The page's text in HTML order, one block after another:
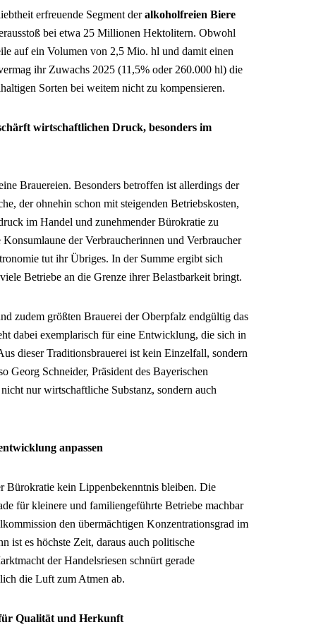
erfreuende Segment deralkoholfreien Biere
bei etwa 25 Millionen Hektolitern. Obwohl
auf ein Volumen von 2,5 Mio. hl und damit einen
ihr Zuwachs 2025 (11,5% oder 260.000 hl) die
Sorten bei weitem nicht zu kompensieren.
wirtschaftlichen Druck, besonders im
Brauereien. Besonders betroffen ist allerdings der
der ohnehin schon mit steigenden Betriebskosten,
im Handel und zunehmender Bürokratie zu
der Verbraucherinnen und Verbraucher
tut ihr Übriges. In der Summe ergibt sich
Betriebe an die Grenze ihrer Belastbarkeit bringt.
zudem größten Brauerei der Oberpfalz endgültig das
dabei exemplarisch für eine Entwicklung, die sich in
dieser Traditionsbrauerei ist kein Einzelfall, sondern
Georg Schneider, Präsident des Bayerischen
nur wirtschaftliche Substanz, sondern auch
anpassen
Bürokratie kein Lippenbekenntnis bleiben. Die
für kleinere und familiengeführte Betriebe machbar
den übermächtigen Konzentrationsgrad im
ist es höchste Zeit, daraus auch politische
der Handelsriesen schnürt gerade
die Luft zum Atmen ab.
Qualität und Herkunft